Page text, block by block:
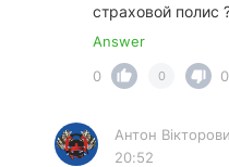
страховой полис
Answer
0
0 0
Антон
20:52